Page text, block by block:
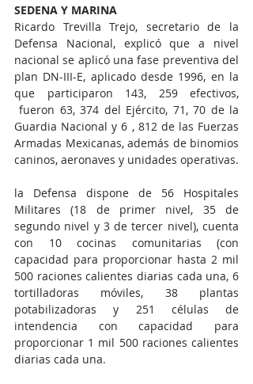
SEDENA Y MARINA
Ricardo Trevilla Trejo, secretario de la
Defensa Nacional, explicó que a nivel
nacional se aplicó una fase preventiva del
plan DN-III-E, aplicado desde 1996, en la
que participaron 143, 259 efectivos,
fueron 63, 374 del Ejército, 71, 70 de la
Guardia Nacional y 6 , 812 de las Fuerzas
Armadas Mexicanas, además de binomios
caninos, aeronaves y unidades operativas.
la Defensa dispone de 56 Hospitales
Militares (18 de primer nivel, 35 de
segundo nivel y 3 de tercer nivel), cuenta
con 10 cocinas comunitarias (con
capacidad para proporcionar hasta 2 mil
500 raciones calientes diarias cada una, 6
tortilladoras móviles, 38 plantas
potabilizadoras y 251 células de
intendencia con capacidad para
proporcionar 1 mil 500 raciones calientes
diarias cada una.